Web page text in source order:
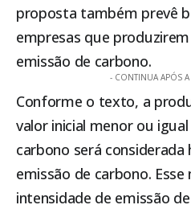
proposta também prevê
empresas que
emissão de carbono.
- CONTINUA APÓS
Conforme o texto, a
valor inicial menor ou
carbono será considerada
emissão de carbono.
intensidade de emissão